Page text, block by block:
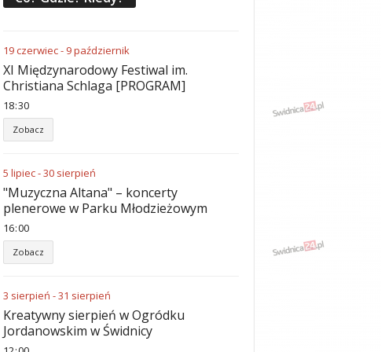
19czerwiec- 9październik
XI Międzynarodowy Festiwal im.
Christiana Schlaga [PROGRAM]
18:30
Zobacz
5 lipiec-30 sierpień
"Muzyczna Altana" – koncerty
plenerowe w Parku Młodzieżowym
16:00
Zobacz
3 sierpień -31 sierpień
Kreatywny sierpień w Ogródku
Jordanowskim w Świdnicy